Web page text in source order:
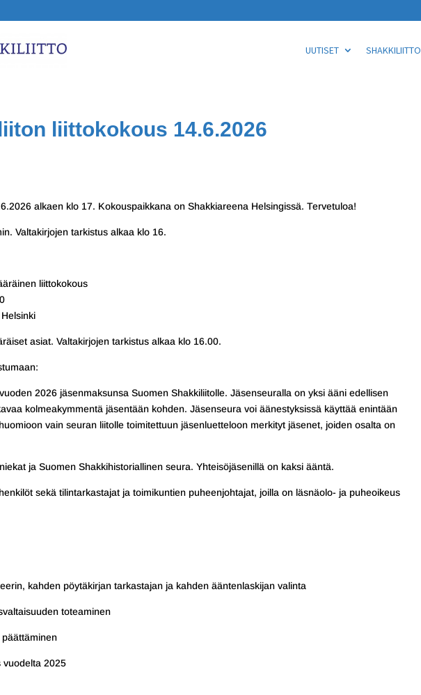
UUTISET SHAKKILIITTO
liittokokous 14.6.2026
alkaen klo 17. Kokouspaikkana on Shakkiareena Helsingissä. Tervetuloa!
Valtakirjojen tarkistus alkaa klo 16.
liittokokous
asiat. Valtakirjojen tarkistus alkaa klo 16.00.
2026 jäsenmaksunsa Suomen Shakkiliitolle. Jäsenseuralla on yksi ääni edellisen
kolmeakymmentä jäsentään kohden. Jäsenseura voi äänestyksissä käyttää enintään
vain seuran liitolle toimitettuun jäsenluetteloon merkityt jäsenet, joiden osalta on
ja Suomen Shakkihistoriallinen seura. Yhteisöjäsenillä on kaksi ääntä.
sekä tilintarkastajat ja toimikuntien puheenjohtajat, joilla on läsnäolo- ja puheoikeus
kahden pöytäkirjan tarkastajan ja kahden ääntenlaskijan valinta
toteaminen
vuodelta 2025